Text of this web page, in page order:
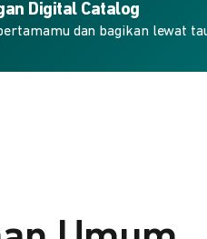
Digital Catalog
dan bagikan lewat